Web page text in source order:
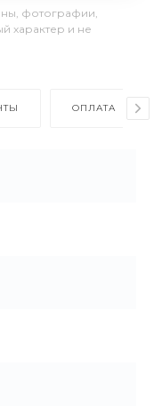
фотографии,
характер и не
ОПЛАТА